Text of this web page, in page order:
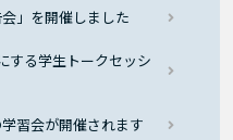
」を開催しました
する学生トークセッシ
習会が開催されます